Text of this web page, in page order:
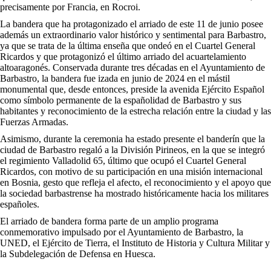
precisamente por Francia, en Rocroi.
La bandera que ha protagonizado el arriado de este 11 de junio posee
además un extraordinario valor histórico y sentimental para Barbastro,
ya que se trata de la última enseña que ondeó en el Cuartel General
Ricardos y que protagonizó el último arriado del acuartelamiento
altoaragonés. Conservada durante tres décadas en el Ayuntamiento de
Barbastro, la bandera fue izada en junio de 2024 en el mástil
monumental que, desde entonces, preside la avenida Ejército Español
como símbolo permanente de la españolidad de Barbastro y sus
habitantes y reconocimiento de la estrecha relación entre la ciudad y las
Fuerzas Armadas.
Asimismo, durante la ceremonia ha estado presente el banderín que la
ciudad de Barbastro regaló a la División Pirineos, en la que se integró
el regimiento Valladolid 65, último que ocupó el Cuartel General
Ricardos, con motivo de su participación en una misión internacional
en Bosnia, gesto que refleja el afecto, el reconocimiento y el apoyo que
la sociedad barbastrense ha mostrado históricamente hacia los militares
españoles.
El arriado de bandera forma parte de un amplio programa
conmemorativo impulsado por el Ayuntamiento de Barbastro, la
UNED, el Ejército de Tierra, el Instituto de Historia y Cultura Militar y
la Subdelegación de Defensa en Huesca.